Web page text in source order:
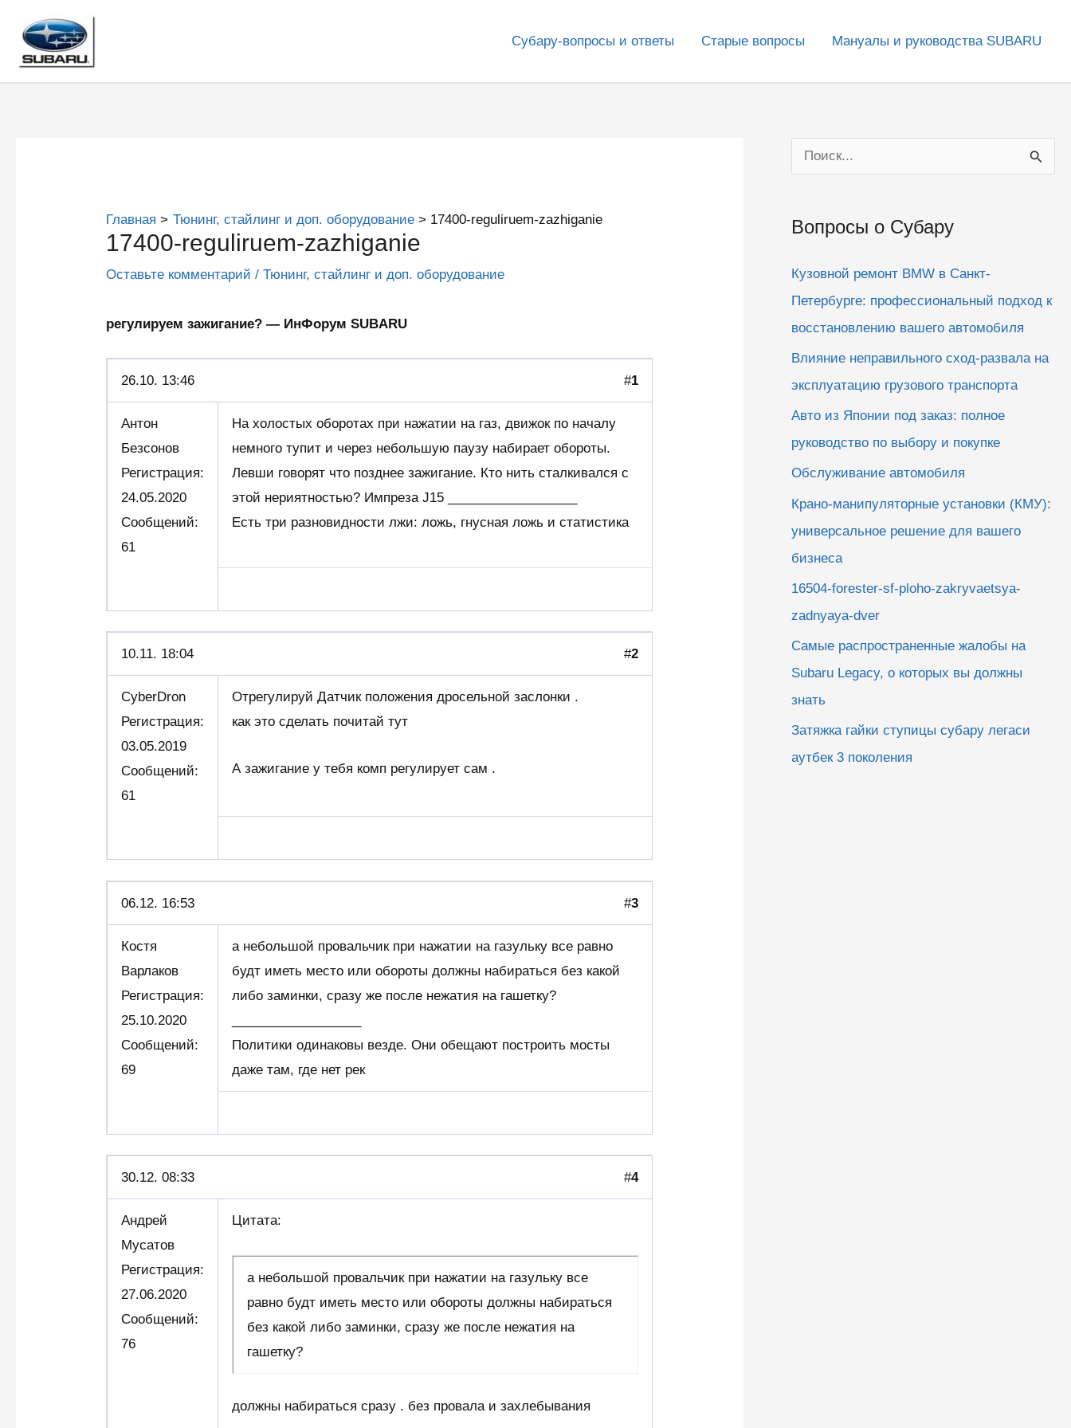
содержимому
Субару-вопросы и ответы Старые вопросы Мануалы и руководства SUBARU
Главная Тюнинг, стайлинг и доп. оборудование 17400-reguliruem-zazhiganie
17400-reguliruem-zazhiganie
Оставьте комментарий /Тюнинг, стайлинг и доп. оборудование
регулируем зажигание? — ИнФорум SUBARU
26.10. 13:46 #1
Антон
Безсонов
Регистрация:
24.05.2020
Сообщений:
61
На холостых оборотах при нажатии на газ, движок по началу
немного тупит и через небольшую паузу набирает обороты.
Левши говорят что позднее зажигание. Кто нить сталкивался с
этой нериятностью? Импреза J15 __________________
Есть три разновидности лжи: ложь, гнусная ложь и статистика
10.11. 18:04 #2
CyberDron
Регистрация:
03.05.2019
Сообщений:
61
Отрегулируй Датчик положения дросельной заслонки .
как это сделать почитай тут
А зажигание у тебя комп регулирует сам .
06.12. 16:53 #3
Костя
Варлаков
Регистрация:
25.10.2020
Сообщений:
69
а небольшой провальчик при нажатии на газульку все равно
будт иметь место или обороты должны набираться без какой
либо заминки, сразу же после нежатия на гашетку?
Политики одинаковы везде. Они обещают построить мосты
даже там, где нет рек
30.12. 08:33 #4
Андрей
Мусатов
Регистрация:
27.06.2020
Сообщений:
76
Цитата:
а небольшой провальчик при нажатии на газульку все
равно будт иметь место или обороты должны набираться
без какой либо заминки, сразу же после нежатия на
гашетку?
должны набираться сразу . без провала и захлебывания
о
с
Вопросы о Субару
Кузовной ремонт BMW в Санкт-
Петербурге: профессиональный подход к
восстановлению вашего автомобиля
Влияние неправильного сход-развала на
эксплуатацию грузового транспорта
Авто из Японии под заказ: полное
руководство по выбору и покупке
Обслуживание автомобиля
Крано-манипуляторные установки (КМУ):
универсальное решение для вашего
бизнеса
16504-forester-sf-ploho-zakryvaetsya-
zadnyaya-dver
Самые распространенные жалобы на
Subaru Legacy, о которых вы должны
знать
Затяжка гайки ступицы субару легаси
аутбек 3 поколения